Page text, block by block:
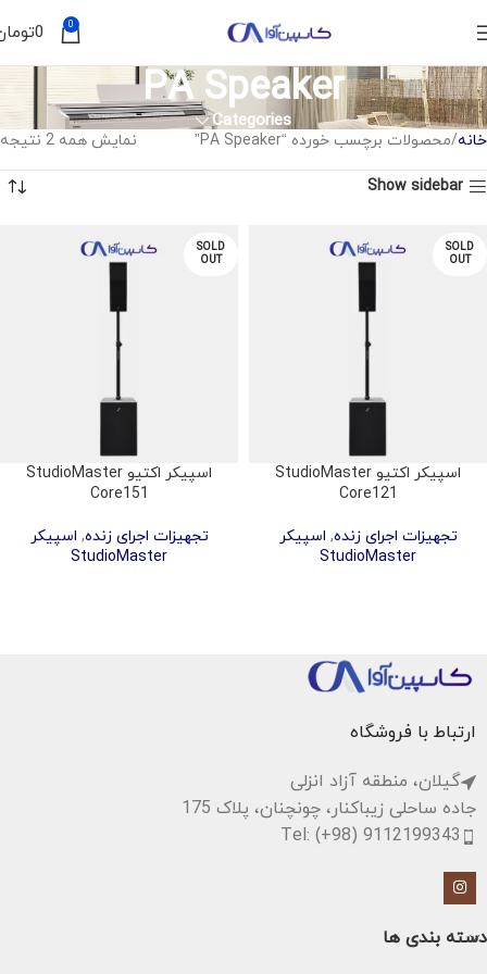
0
0
PA Speaker
Categories
خانه محصولات برچسب خورده “PA Speaker” نمایش همه 2 نتیجه
Show sidebar
SOLD
OUT
اسپیکر اکتیو StudioMaster
Core121
تجهیزات اجرای زنده, اسپیکر
StudioMaster
SOLD
OUT
اسپیکر اکتیو StudioMaster
Core151
تجهیزات اجرای زنده, اسپیکر
StudioMaster
ارتباط با فروشگاه
گیلان، منطقه آزاد انزلی
جاده ساحلی زیباکنار، چونچنان، پلاک 175
Tel: (+98) 9112199343
دسته بندی ها